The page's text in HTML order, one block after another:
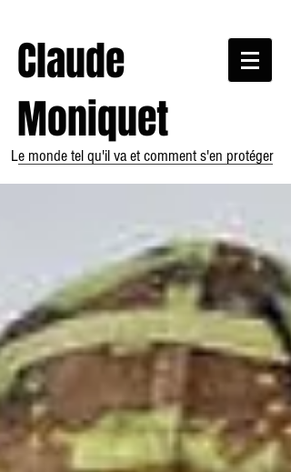
Claude
Moniquet
Le monde tel qu'il va et comment s'en protéger